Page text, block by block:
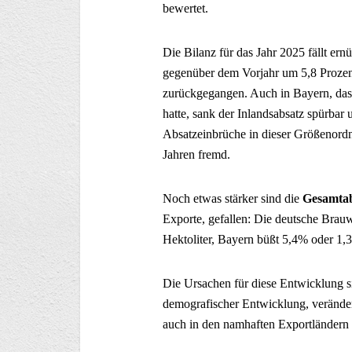
bewertet.
Die Bilanz für das Jahr 2025 fällt
gegenüber dem Vorjahr um 5,8
zurückgegangen. Auch in Bayern,
hatte, sank der Inlandsabsatz
Absatzeinbrüche in dieser
Jahren fremd.
Noch etwas stärker sind die
Exporte, gefallen: Die deutsche
Hektoliter, Bayern büßt 5,4% oder
Die Ursachen für diese Entwicklung
demografischer Entwicklung,
auch in den namhaften